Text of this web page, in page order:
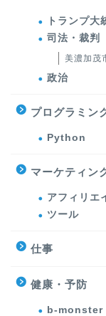
トランプ大
司法・裁判
美濃加茂
政治
プログラミン
Python
マーケティン
アフィリエ
ツール
仕事
健康・予防
b-monster